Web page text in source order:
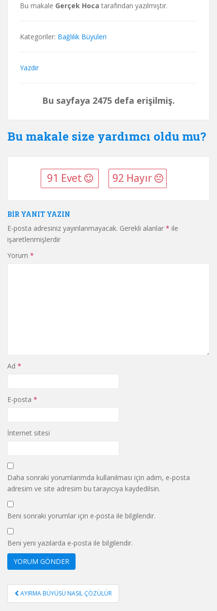
Bu makale Gerçek Hoca tarafından yazılmıştır.
Kategoriler: Bağlılık Büyüleri
Yazdır
Bu sayfaya 2475 defa erişilmiş.
Bu makale size yardımcı oldu mu?
91 Evet 92 Hayır
BIR YANIT YAZIN
E-posta adresiniz yayınlanmayacak. Gerekli alanlar * ile
işaretlenmişlerdir
Yorum *
Ad *
E-posta *
İnternet sitesi
Daha sonraki yorumlarımda kullanılması için adım, e-posta
adresim ve site adresim bu tarayıcıya kaydedilsin.
Beni sonraki yorumlar için e-posta ile bilgilendir.
Beni yeni yazılarda e-posta ile bilgilendir.
Yazı
gezinmesi
AYIRMA BÜYÜSÜ NASIL ÇÖZÜLÜR